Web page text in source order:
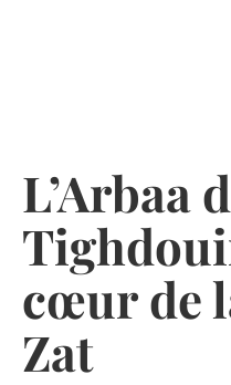
L’Arbaa
cœur de
Zat